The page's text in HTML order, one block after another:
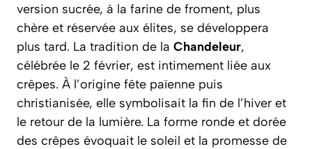
version sucrée, à la farine de froment, plus
chère et réservée aux élites, se développera
plus tard. La tradition de la Chandeleur,
célébrée le 2 février, est intimement liée aux
crêpes. À l’origine fête païenne puis
christianisée, elle symbolisait la fin de l’hiver et
le retour de la lumière. La forme ronde et dorée
des crêpes évoquait le soleil et la promesse de